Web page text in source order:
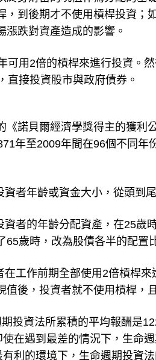
終身財富的現值作為分配的基
，到後期才不使用槓桿投資；
可用2倍的槓桿來進行投資。
《諾貝爾經濟學獎得主的獲利
年至2009年間在96個不同年
資者的年齡分配資產，在25歲
在工作前期全部使用2倍槓桿來
投資法所累積的平均報酬是
在遇到最差的情況下，生命